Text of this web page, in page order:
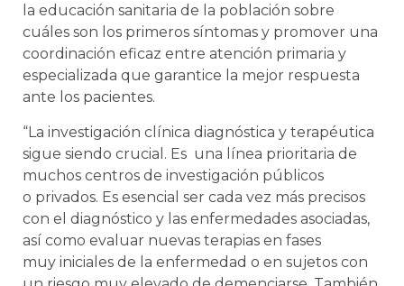
la educación sanitaria de la población sobre
cuáles son los primeros síntomas y promover una
coordinación eficaz entre atención primaria y
especializada que garantice la mejor respuesta
ante los pacientes.
“La investigación clínica diagnóstica y terapéutica
sigue siendo crucial. Es una línea prioritaria de
muchos centros de investigación públicos
o privados. Es esencial ser cada vez más precisos
con el diagnóstico y las enfermedades asociadas,
así como evaluar nuevas terapias en fases
muy iniciales de la enfermedad o en sujetos con